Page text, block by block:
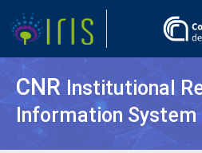
CNR Institutional
Information System